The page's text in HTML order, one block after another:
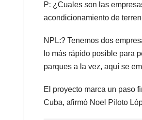
P: ¿Cuales son las
acondicionamiento de
NPL:? Tenemos dos
lo más rápido posible para
parques a la vez, aquí se
El proyecto marca un paso
Cuba, afirmó Noel Piloto